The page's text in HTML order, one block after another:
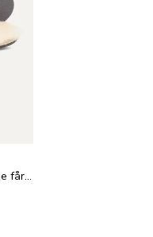
UGG - Sheepskin Insole - Beige fårskinnsulor